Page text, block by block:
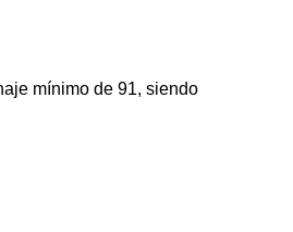
mínimo de 91, siendo